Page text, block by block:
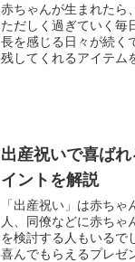
赤ちゃんが生まれたら
ただしく過ぎていく毎
長を感じる日々が続く
残してくれるアイテム
出産祝いで喜ば
イントを解説
「出産祝い」は赤ち
人、同僚などに赤ちゃ
を検討する人もいるで
喜んでもらえるプレゼ